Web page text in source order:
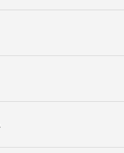
número de serie
PACTware
instrumentos